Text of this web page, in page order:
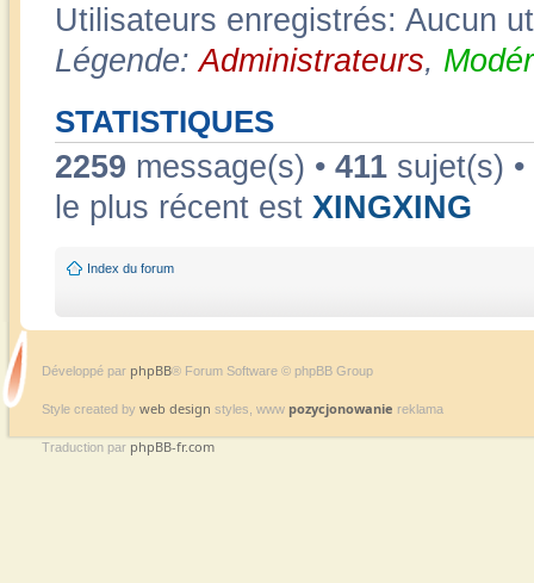
Utilisateurs enregistrés: Aucun
Légende:Administrateurs,
STATISTIQUES
2259 message(s) • 411 sujet(s) •
le plus récent est XINGXING
Index du forum
Développé par phpBB® Forum Software © phpBB Group
Style created by web design styles, www pozycjonowanie reklama
Traduction par phpBB-fr.com